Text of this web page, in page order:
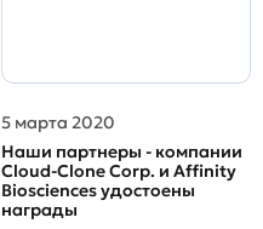
5 марта 2020
Наши партнеры - компании
Cloud-Clone Corp. и Affinity
Biosciences удостоены
награды